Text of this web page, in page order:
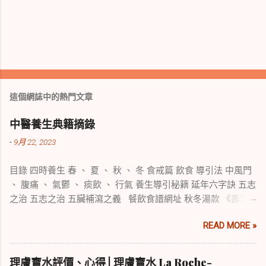
這個網誌中的熱門文章
中醫養生典籍摘錄
- 9月 22, 2023
目錄 四時養生 春 、 夏 、 秋 、 冬 食戒篇 飲食 導引法 中風門
、 腹痛 、 氣鬱 、 痰飲 、 行氣 養生導引秘籍 延年六字訣 五志
之治 五志之治 五臟補瀉之義 餐飲食譜網址 秋冬湯款 《壽世
夏涼，不失時序，即所以自護其身也。故前人云：知攝生者，
臥起有四時之早晚，興居有至和之常制，調養筋骨有偃仰之
方，節宣勞逸有予奪之要，溫涼合度，居處無犯於八邪，則身
READ MORE »
理膚寶水評價、心得 | 理膚寶水 La Roche-